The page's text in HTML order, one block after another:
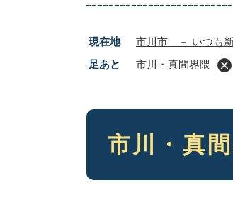
現在地 市川市 － いつも新
足あと
市川・真間界隈
本
市川・真